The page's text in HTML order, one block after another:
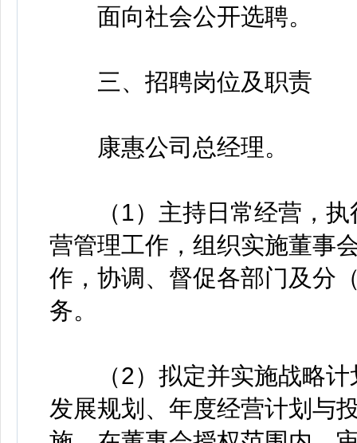
面向社会公开选聘。
三、招聘岗位及职责
康惠公司总经理。
（1）主持日常经营，执
营管理工作，组织实施董事
作，协调、督促各部门及分
务。
（2）拟定并实施战略计
发展规划、年度经营计划与